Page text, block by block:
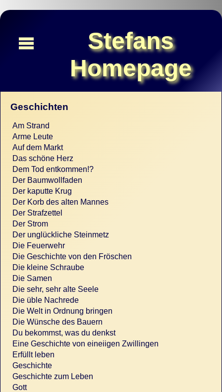
Stefans
Homepage
1und5zig
Links
Über
Gästebuch
Geschichten
Am Strand
Arme Leute
Auf dem Markt
Das schöne Herz
Dem Tod entkommen!?
Der Baumwollfaden
Der kaputte Krug
Der Korb des alten Mannes
Der Strafzettel
Der Strom
Der unglückliche Steinmetz
Die Feuerwehr
Die Geschichte von den Fröschen
Die kleine Schraube
Die Samen
Die sehr, sehr alte Seele
Die üble Nachrede
Die Welt in Ordnung bringen
Die Wünsche des Bauern
Du bekommst, was du denkst
Eine Geschichte von eineiigen Zwillingen
Erfüllt leben
Geschichte
Geschichte zum Leben
Gott